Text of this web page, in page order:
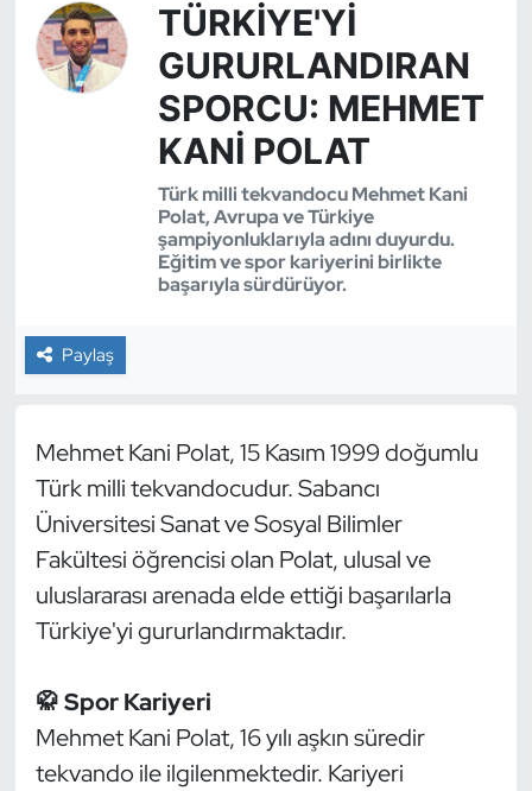
TÜRKIYE'YI
GURURLANDIRAN
SPORCU: MEHMET
KANI POLAT
Türk milli tekvandocu Mehmet Kani
Polat, Avrupa ve Türkiye
şampiyonluklarıyla adını duyurdu.
Eğitim ve spor kariyerini birlikte
başarıyla sürdürüyor.
Paylaş
Mehmet Kani Polat, 15 Kasım 1999 doğumlu
Türk milli tekvandocudur. Sabancı
Üniversitesi Sanat ve Sosyal Bilimler
Fakültesi öğrencisi olan Polat, ulusal ve
uluslararası arenada elde ettiği başarılarla
Türkiye'yi gururlandırmaktadır.​
🥋 Spor Kariyeri
Mehmet Kani Polat, 16 yılı aşkın süredir
tekvando ile ilgilenmektedir. Kariyeri
Binicilik
Bocce Bowling Dart
Buz Hokeyi
Çim Hokeyi
Cimnastik
Curling
Dans Sporları
Dövüş Sanatı